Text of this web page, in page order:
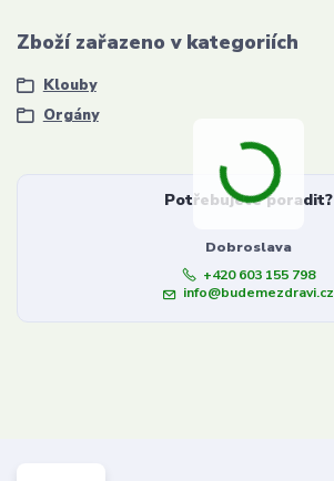
Zboží zařazeno v kategoriích
Klouby
Orgány
Potřebujete poradit?
Dobroslava
+420 603 155 798
info@budemezdravi.cz